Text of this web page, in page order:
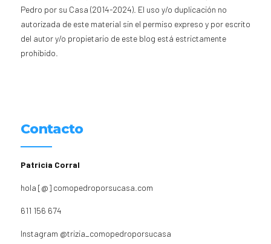
Pedro por su Casa (2014-2024). El uso y/o duplicación no
autorizada de este material sin el permiso expreso y por escrito
del autor y/o propietario de este blog está estrictamente
prohibido.
Contacto
Patricia Corral
hola [@] comopedroporsucasa.com
611 156 674
Instagram @trizia_comopedroporsucasa